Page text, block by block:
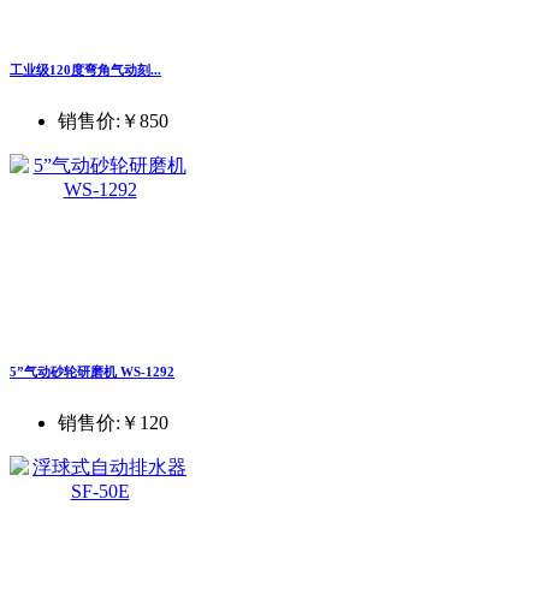
工业级120度弯角气动刻...
销售价: ￥850
5”气动砂轮研磨机 WS-1292
销售价: ￥120